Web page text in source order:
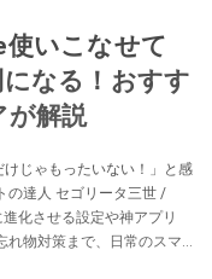
使いこなせて
なる！おすす
が解説
じゃもったいない！」と感
の達人 セゴリータ三世 /
化させる設定や神アプリ
れ物対策まで、日常のスマ